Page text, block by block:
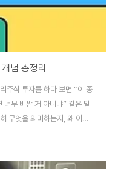
념 총정리
주식 투자를 하다 보면 “이 종
너무 비싼 거 아니냐” 같은 말
무엇을 의미하는지, 왜 어떤
이 높아도 계속 강세를 보
보여주는 대표적인 가치평가